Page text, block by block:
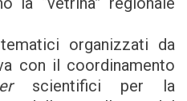
organizzati da
con il coordinamento
scientifici per la